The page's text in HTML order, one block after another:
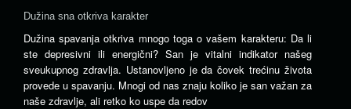
Dužina sna otkriva karakter
Dužina spavanja otkriva mnogo toga o vašem karakteru: Da li
ste depresivni ili energični? San je vitalni indikator našeg
sveukupnog zdravlja. Ustanovljeno je da čovek trećinu života
provede u spavanju. Mnogi od nas znaju koliko je san važan za
naše zdravlje, ali retko ko uspe da redov